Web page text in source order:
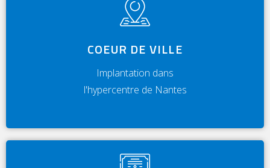
COEUR DE VILLE
Implantation dans
l'hypercentre de Nantes